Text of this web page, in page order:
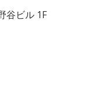
谷ビル 1F